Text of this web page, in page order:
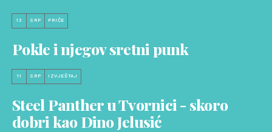
13 SRP PRIČE
Pokle i njegov sretni punk
11 SRP IZVJEŠTAJ
Steel Panther u Tvornici - skoro
dobri kao Dino Jelusić